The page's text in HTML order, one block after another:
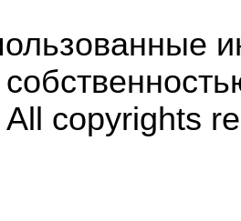
All copyrights